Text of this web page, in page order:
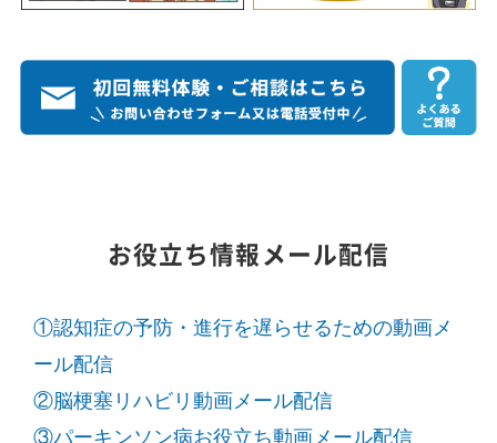
お役立ち情報メール配信
①認知症の予防・進行を遅らせるための動画メ
ール配信
②脳梗塞リハビリ動画メール配信
③パーキンソン病お役立ち動画メール配信